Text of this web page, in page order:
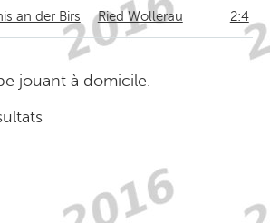
an der Birs Ried Wollerau 2:4
jouant à domicile.